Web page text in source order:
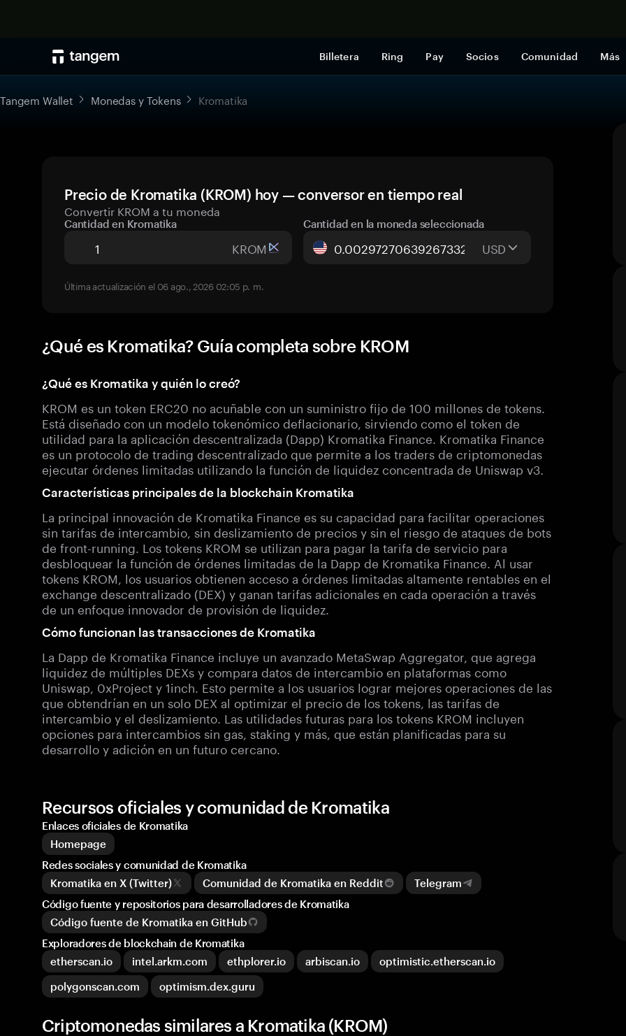
Billetera Ring Pay Socios Comunidad Más
Tangem Wallet Monedas y Tokens Kromatika
Precio de Kromatika (KROM) hoy — conversor en tiempo real
Convertir KROM a tu moneda
Cantidad en Kromatika
KROM
Cantidad en la moneda seleccionada
USD
Última actualización el 06 ago., 2026 02:05 p. m.
¿Qué es Kromatika? Guía completa sobre KROM
¿Qué es Kromatika y quién lo creó?
KROM es un token ERC20 no acuñable con un suministro fijo de 100 millones de tokens.
Está diseñado con un modelo tokenómico deflacionario, sirviendo como el token de
utilidad para la aplicación descentralizada (Dapp) Kromatika Finance. Kromatika Finance
es un protocolo de trading descentralizado que permite a los traders de criptomonedas
ejecutar órdenes limitadas utilizando la función de liquidez concentrada de Uniswap v3.
Características principales de la blockchain Kromatika
La principal innovación de Kromatika Finance es su capacidad para facilitar operaciones
sin tarifas de intercambio, sin deslizamiento de precios y sin el riesgo de ataques de bots
de front-running. Los tokens KROM se utilizan para pagar la tarifa de servicio para
desbloquear la función de órdenes limitadas de la Dapp de Kromatika Finance. Al usar
tokens KROM, los usuarios obtienen acceso a órdenes limitadas altamente rentables en el
exchange descentralizado (DEX) y ganan tarifas adicionales en cada operación a través
de un enfoque innovador de provisión de liquidez.
Cómo funcionan las transacciones de Kromatika
La Dapp de Kromatika Finance incluye un avanzado MetaSwap Aggregator, que agrega
liquidez de múltiples DEXs y compara datos de intercambio en plataformas como
Uniswap, 0xProject y 1inch. Esto permite a los usuarios lograr mejores operaciones de las
que obtendrían en un solo DEX al optimizar el precio de los tokens, las tarifas de
intercambio y el deslizamiento. Las utilidades futuras para los tokens KROM incluyen
opciones para intercambios sin gas, staking y más, que están planificadas para su
desarrollo y adición en un futuro cercano.
Recursos oficiales y comunidad de Kromatika
Enlaces oficiales de Kromatika
Homepage
Redes sociales y comunidad de Kromatika
Kromatika en X (Twitter)
Comunidad de Kromatika en Reddit
Telegram
Código fuente y repositorios para desarrolladores de Kromatika
Código fuente de Kromatika en GitHub
Exploradores de blockchain de Kromatika
etherscan.io
intel.arkm.com ethplorer.io arbiscan.io
optimistic.etherscan.io
polygonscan.com
optimism.dex.guru
Criptomonedas similares a Kromatika (KROM)